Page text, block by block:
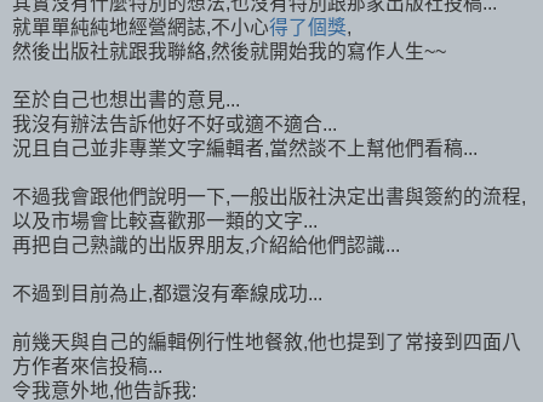
就單單純純地經營網誌,不小心得了個獎,
然後出版社就跟我聯絡,然後就開始我的寫作人生~~
至於自己也想出書的意見...
我沒有辦法告訴他好不好或適不適合...
況且自己並非專業文字編輯者,當然談不上幫他們看稿...
不過我會跟他們說明一下,一般出版社決定出書與簽約的流程,
以及市場會比較喜歡那一類的文字...
再把自己熟識的出版界朋友,介紹給他們認識...
不過到目前為止,都還沒有牽線成功...
前幾天與自己的編輯例行性地餐敘,他也提到了常接到四面八
方作者來信投稿...
令我意外地,他告訴我: